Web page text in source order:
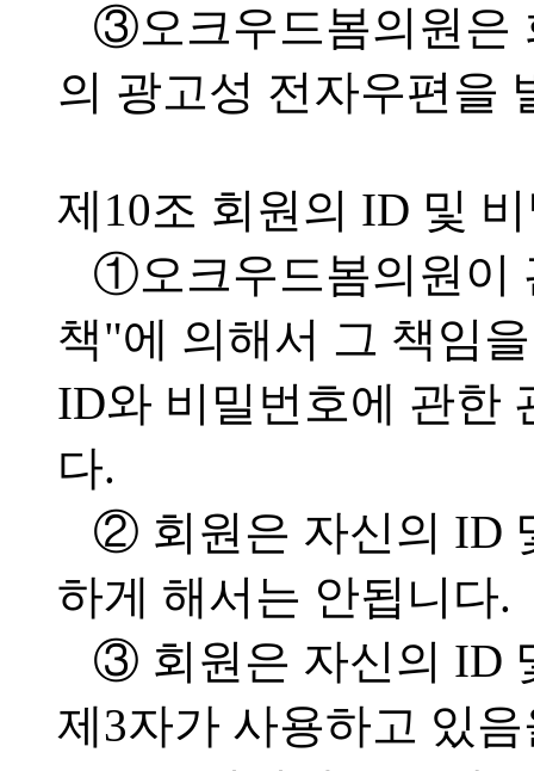
③오크우드봄의원은
의 광고성 전자우편을
제10조 회원의 ID 및
①오크우드봄의원이
책"에 의해서 그 책임
ID와 비밀번호에 관한
다.
② 회원은 자신의 ID
하게 해서는 안됩니다.
③ 회원은 자신의 ID
제3자가 사용하고 있